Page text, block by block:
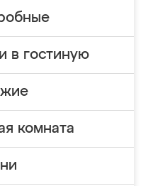
в гостиную
комната